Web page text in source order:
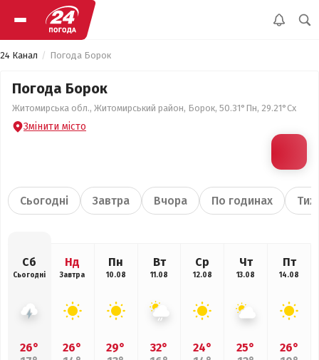
24 Канал Погода Борок
Погода Борок
Житомирська обл., Житомирський район, Борок, 50.31°Пн, 29.21°Сх
Змінити місто
Сьогодні Завтра Вчора По годинах
Сб
Сьогодні
26°
Нд
Завтра
26°
Пн
10.08
29°
Вт
11.08
32°
Ср
12.08
24°
Чт
13.08
25°
Пт
14.08
26°